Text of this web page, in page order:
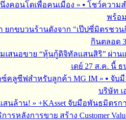
งคอนโดเพื่อคนเมือง » ▪︎ โชว์ความ
พร้อ
ยกขบวนร้านดังจาก "เป๊ปซี่มิตรชว
กินตลอด
เสนอขาย “หุ้นกู้ดิจิทัลแสนสิริ” ผ่าน
เดย์ 27 ส.ค. นี้
ซ์คลูซีฟสำหรับลูกค้า MG IM» ▪︎ จับ
บริษัท เ
แสนล้าน! » +KAsset จับมือพันธมิตรการ
หลังการขาย สร้าง Customer